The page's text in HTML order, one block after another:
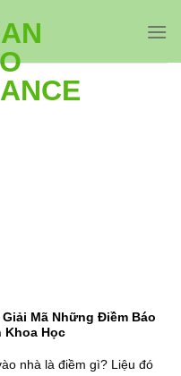
Mã Những Điềm Báo
Khoa Học
nhà là điềm gì? Liệu đó